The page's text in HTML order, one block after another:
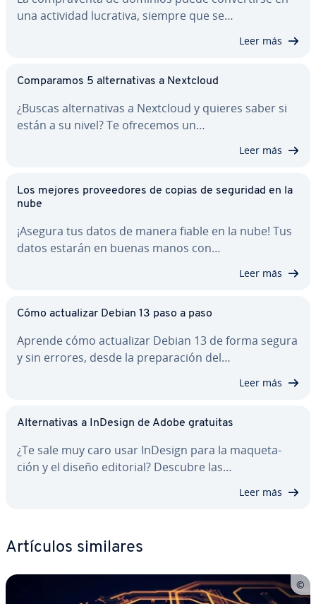
una actividad lucrativa, siempre que se…
Leer más
Co­m­pa­ra­mos 5 al­te­r­na­ti­vas a Nextcloud
¿Buscas al­te­r­na­ti­vas a Nextcloud y quieres saber si
están a su nivel? Te ofrecemos un…
Leer más
Los mejores pro­vee­do­res de copias de seguridad en la
nube
¡Asegura tus datos de manera fiable en la nube! Tus
datos estarán en buenas manos con…
Leer más
Cómo ac­tua­li­zar Debian 13 paso a paso
Aprende cómo ac­tua­li­zar Debian 13 de forma segura
y sin errores, desde la pre­pa­ra­ción del…
Leer más
Al­te­r­na­ti­vas a InDesign de Adobe gratuitas
¿Te sale muy caro usar InDesign para la ma­que­ta­
ción y el diseño editorial? Descubre las…
Leer más
Artículos similares